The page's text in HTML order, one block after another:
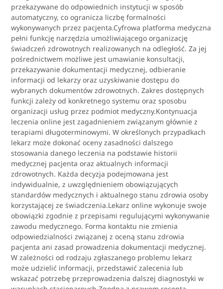
przekazywane do odpowiednich instytucji w sposób
automatyczny, co ogranicza liczbę formalności
wykonywanych przez pacjenta.Cyfrowa platforma medyczna
pełni funkcję narzędzia umożliwiającego organizację
świadczeń zdrowotnych realizowanych na odległość. Za jej
pośrednictwem możliwe jest umawianie konsultacji,
przekazywanie dokumentacji medycznej, odbieranie
informacji od lekarzy oraz uzyskiwanie dostępu do
wybranych dokumentów zdrowotnych. Zakres dostępnych
funkcji zależy od konkretnego systemu oraz sposobu
organizacji usług przez podmiot medyczny.Kontynuacja
leczenia online jest zagadnieniem związanym głównie z
terapiami długoterminowymi. W określonych przypadkach
lekarz może dokonać oceny zasadności dalszego
stosowania danego leczenia na podstawie historii
medycznej pacjenta oraz aktualnych informacji
zdrowotnych. Każda decyzja podejmowana jest
indywidualnie, z uwzględnieniem obowiązujących
standardów medycznych i aktualnego stanu zdrowia osoby
korzystającej ze świadczenia.Lekarz online wykonuje swoje
obowiązki zgodnie z przepisami regulującymi wykonywanie
zawodu medycznego. Forma kontaktu nie zmienia
odpowiedzialności związanej z oceną stanu zdrowia
pacjenta ani zasad prowadzenia dokumentacji medycznej.
W zależności od rodzaju zgłaszanego problemu lekarz
może udzielić informacji, przedstawić zalecenia lub
wskazać potrzebę przeprowadzenia dalszej diagnostyki w